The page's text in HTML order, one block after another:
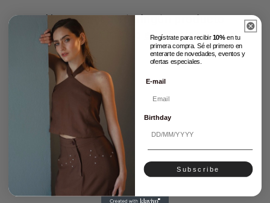
No se encontró ningún producto
Usa menos filtros o
elimínalos todos
Regístrate para recibir10%en tu
primera compra. Sé el primero en
enterarte de novedades, eventos y
ofertas especiales.
E-mail
Birthday
Subscribe